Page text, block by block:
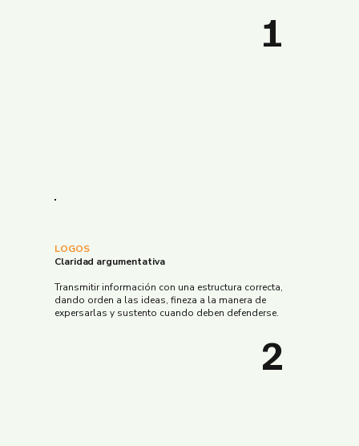
1
LOGOS
Claridad argumentativa
Transmitir información con una estructura correcta,
dando orden a las ideas, fineza a la manera de
expersarlas y sustento cuando deben defenderse.
2